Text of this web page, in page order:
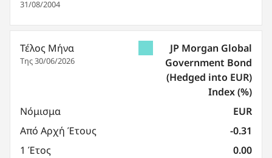
31/08/2004
Τέλος Μήνα
Της 30/06/2026
JP Morgan Global
Government Bond
(Hedged into EUR)
Index(%)
Νόμισμα
EUR
Από Αρχή Έτους
-0.31
1 Έτος
0.00